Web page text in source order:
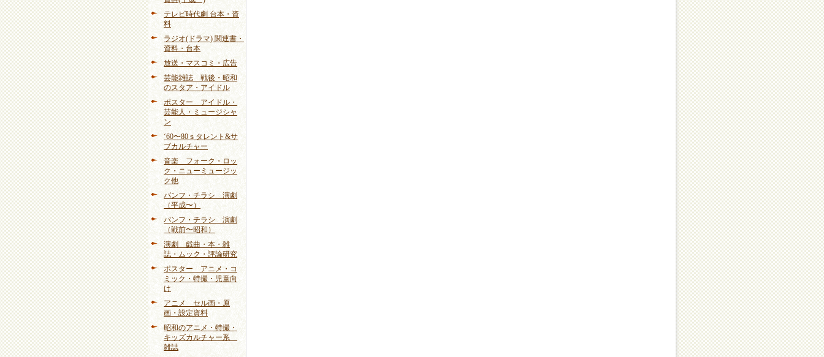
テレビ時代劇 台本・資
料
ラジオ(ドラマ) 関連書・
資料・台本
放送・マスコミ・広告
芸能雑誌 戦後・昭和
のスタア・アイドル
ポスター アイドル・
芸能人・ミュージシャ
ン
‘60〜80ｓタレント&サ
ブカルチャー
音楽 フォーク・ロッ
ク・ニューミュージッ
ク他
パンフ・チラシ 演劇
（平成〜）
パンフ・チラシ 演劇
（戦前〜昭和）
演劇 戯曲・本・雑
誌・ムック・評論研究
ポスター アニメ・コ
ミック・特撮・児童向
け
アニメ セル画・原
画・設定資料
昭和のアニメ・特撮・
キッズカルチャー系
雑誌